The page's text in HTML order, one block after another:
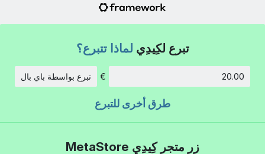
تبرع لكِيدِي لماذا تتبرع؟
€ تبرع بواسطة باي بال
طرق أخرى للتبرع
زر متجر كِيدِي MetaStore